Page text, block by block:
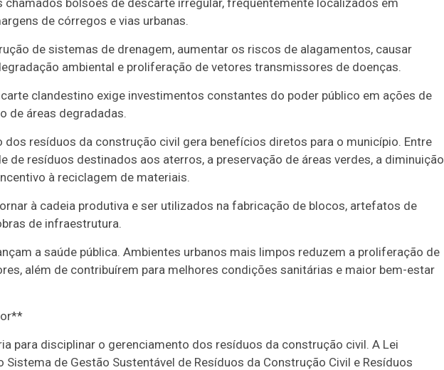
de córregos e vias urbanas.
de sistemas de drenagem, aumentar os riscos de alagamentos, causar
ambiental e proliferação de vetores transmissores de doenças.
clandestino exige investimentos constantes do poder público em ações de
de áreas degradadas.
dos resíduos da construção civil gera benefícios diretos para o município. Entre
de resíduos destinados aos aterros, a preservação de áreas verdes, a diminuição
à reciclagem de materiais.
à cadeia produtiva e ser utilizados na fabricação de blocos, artefatos de
de infraestrutura.
a saúde pública. Ambientes urbanos mais limpos reduzem a proliferação de
além de contribuírem para melhores condições sanitárias e maior bem-estar
para disciplinar o gerenciamento dos resíduos da construção civil. A Lei
de Gestão Sustentável de Resíduos da Construção Civil e Resíduos